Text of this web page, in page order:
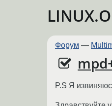
Форум —
P.S Я